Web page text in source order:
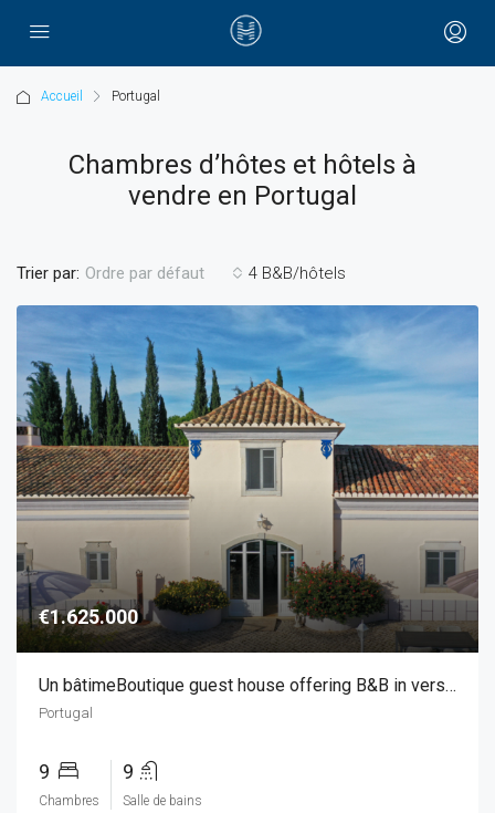
Accueil Portugal
Chambres d’hôtes et hôtels à
vendre en Portugal
4 B&B/hôtels
Trier par: Ordre par défaut
€1.625.000
Un bâtimeBoutique guest house offering B&B in versatile 9 bedroom accommodation, pool & gardens, East Algarvent élégant avec un design portugais qui a été transformé en un lieu de succès agréable, avec toutes les commodités et avec la possibilité d’augmenter également la capacité d’affaires.
Portugal
9
Chambres
9
Salle de bains